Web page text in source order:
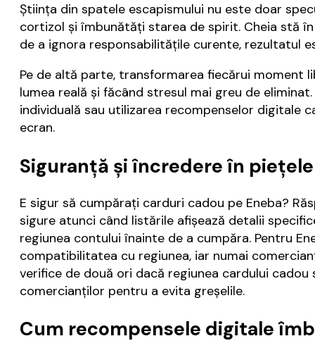
Știința din spatele escapismului nu este doar
cortizol și îmbunătăți starea de spirit. Cheia stă
de a ignora responsabilitățile curente, rezultatul
Pe de altă parte, transformarea fiecărui moment
lumea reală și făcând stresul mai greu de
individuală sau utilizarea recompenselor digitale
ecran.
Siguranță și încredere în
E sigur să cumpărați carduri cadou pe Eneba?
sigure atunci când listările afișează detalii
regiunea contului înainte de a cumpăra. Pentru
compatibilitatea cu regiunea, iar numai
verifice de două ori dacă regiunea cardului
comercianților pentru a evita greșelile.
Cum recompensele digitale